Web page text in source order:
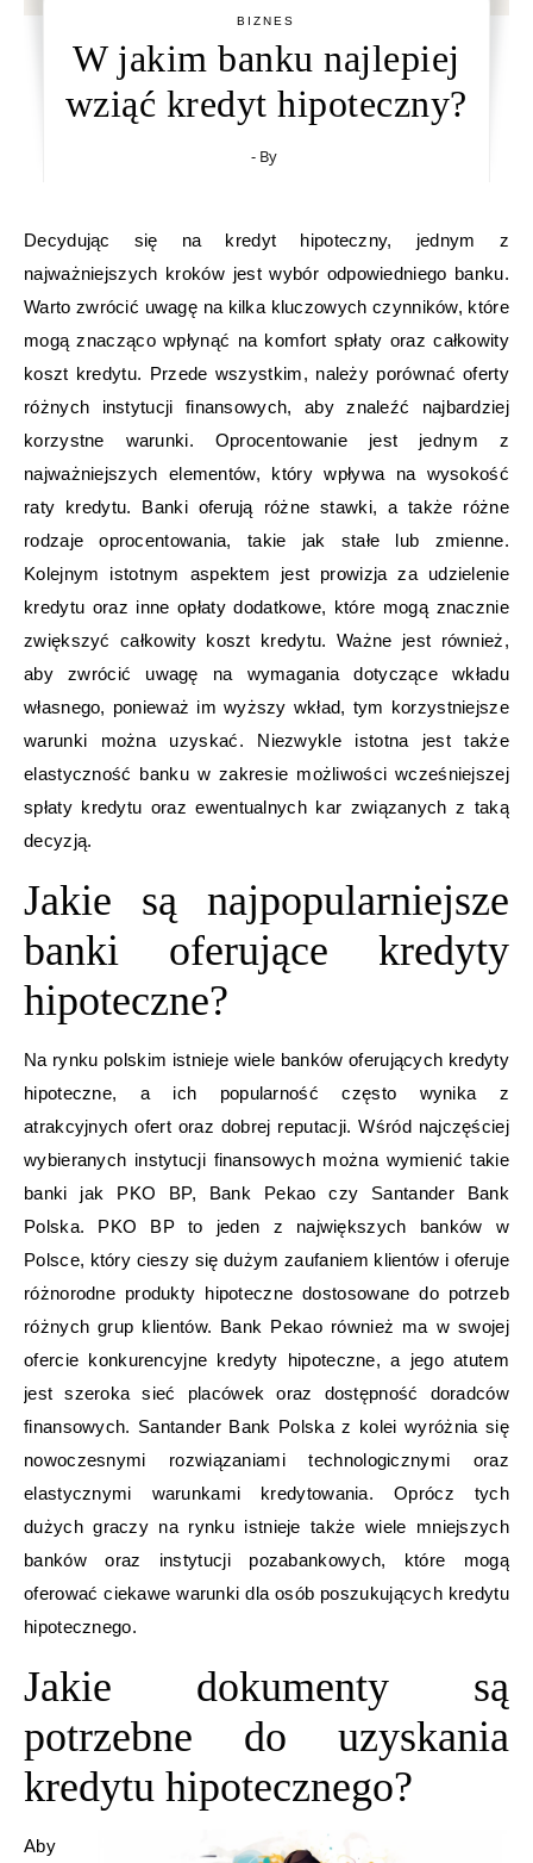
BIZNES
W jakim banku najlepiej
wziąć kredyt hipoteczny?
- By
Decydując się na kredyt hipoteczny, jednym z
najważniejszych kroków jest wybór odpowiedniego banku.
Warto zwrócić uwagę na kilka kluczowych czynników, które
mogą znacząco wpłynąć na komfort spłaty oraz całkowity
koszt kredytu. Przede wszystkim, należy porównać oferty
różnych instytucji finansowych, aby znaleźć najbardziej
korzystne warunki. Oprocentowanie jest jednym z
najważniejszych elementów, który wpływa na wysokość
raty kredytu. Banki oferują różne stawki, a także różne
rodzaje oprocentowania, takie jak stałe lub zmienne.
Kolejnym istotnym aspektem jest prowizja za udzielenie
kredytu oraz inne opłaty dodatkowe, które mogą znacznie
zwiększyć całkowity koszt kredytu. Ważne jest również,
aby zwrócić uwagę na wymagania dotyczące wkładu
własnego, ponieważ im wyższy wkład, tym korzystniejsze
warunki można uzyskać. Niezwykle istotna jest także
elastyczność banku w zakresie możliwości wcześniejszej
spłaty kredytu oraz ewentualnych kar związanych z taką
decyzją.
Jakie są najpopularniejsze
banki oferujące kredyty
hipoteczne?
Na rynku polskim istnieje wiele banków oferujących kredyty
hipoteczne, a ich popularność często wynika z
atrakcyjnych ofert oraz dobrej reputacji. Wśród najczęściej
wybieranych instytucji finansowych można wymienić takie
banki jak PKO BP, Bank Pekao czy Santander Bank
Polska. PKO BP to jeden z największych banków w
Polsce, który cieszy się dużym zaufaniem klientów i oferuje
różnorodne produkty hipoteczne dostosowane do potrzeb
różnych grup klientów. Bank Pekao również ma w swojej
ofercie konkurencyjne kredyty hipoteczne, a jego atutem
jest szeroka sieć placówek oraz dostępność doradców
finansowych. Santander Bank Polska z kolei wyróżnia się
nowoczesnymi rozwiązaniami technologicznymi oraz
elastycznymi warunkami kredytowania. Oprócz tych
dużych graczy na rynku istnieje także wiele mniejszych
banków oraz instytucji pozabankowych, które mogą
oferować ciekawe warunki dla osób poszukujących kredytu
hipotecznego.
Jakie dokumenty są
potrzebne do uzyskania
kredytu hipotecznego?
Aby